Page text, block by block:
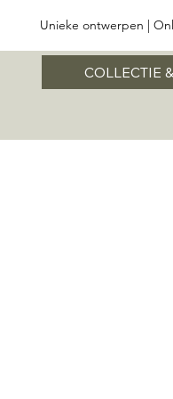
COLLECTIE
Unieke ontwerpen |